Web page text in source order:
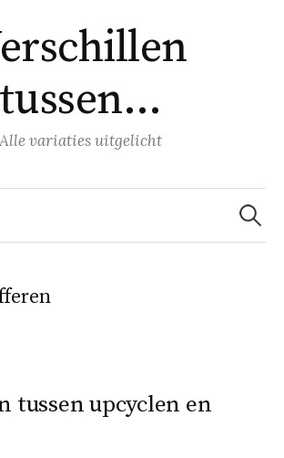
tussen…
Alle variaties uitgelicht
Zoeken
naar:
tussen upcyclen en